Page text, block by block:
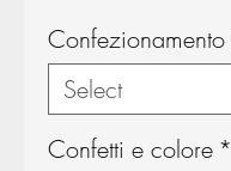
Confezionamento
Confetti e colore *